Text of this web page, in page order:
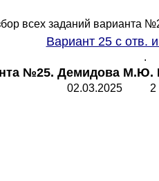
всех заданий варианта
Вариант 25 с отв.
.
№25. Демидова М.Ю.
02.03.2025 2